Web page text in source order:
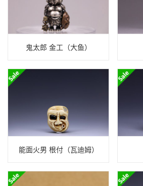
鬼太郎 金工（大鱼）
能面火男 根付（瓦迪姆）